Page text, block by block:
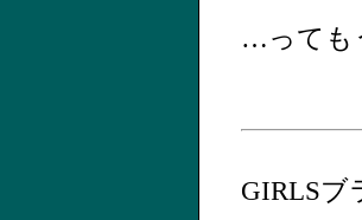
…っても
GIRLSブ